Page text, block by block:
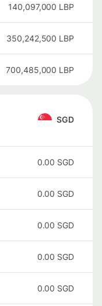
140,097,000 LBP
350,242,500 LBP
700,485,000 LBP
SGD
0.00 SGD
0.00 SGD
0.00 SGD
0.00 SGD
0.00 SGD